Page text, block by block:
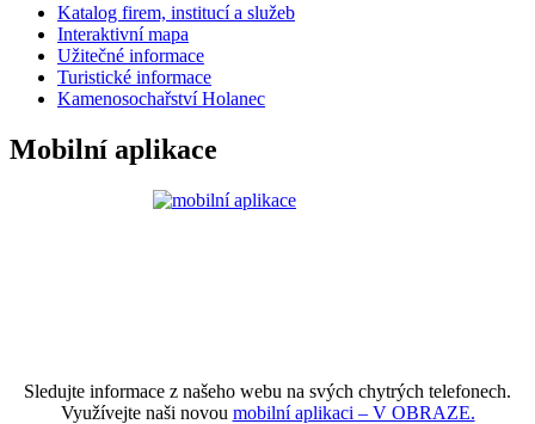
Katalog firem, institucí a služeb
Interaktivní mapa
Užitečné informace
Turistické informace
Kamenosochařství Holanec
Mobilní aplikace
Sledujte informace z našeho webu na svých chytrých telefonech.
Využívejte naši novou mobilní aplikaci – V OBRAZE.